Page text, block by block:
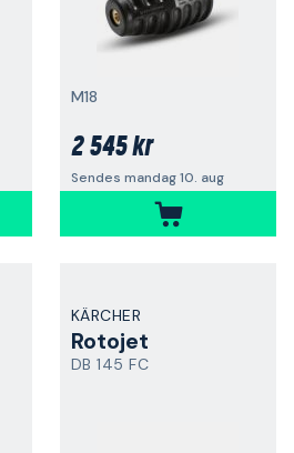
M18
2 545 kr
Sendes mandag 10. aug
KÄRCHER
Rotojet
DB 145 FC